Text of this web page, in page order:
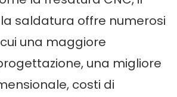
saldatura offre numerosi
una maggiore
una migliore
costi di